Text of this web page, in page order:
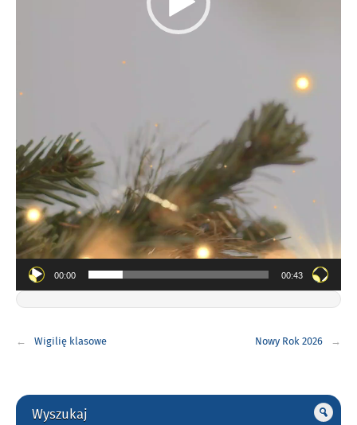
00:00 00:43
wpisu
Wigilię klasowe Nowy Rok 2026
Gorne
Wyszukaj